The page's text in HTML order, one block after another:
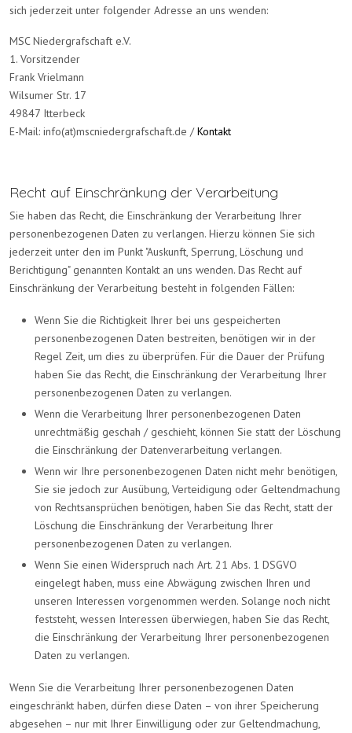
sich jederzeit unter folgender Adresse an uns wenden:
MSC Niedergrafschaft e.V.
1. Vorsitzender
Frank Vrielmann
Wilsumer Str. 17
49847 Itterbeck
E-Mail: info(at)mscniedergrafschaft.de /Kontakt
Recht auf Einschränkung der Verarbeitung
Sie haben das Recht, die Einschränkung der Verarbeitung Ihrer
personenbezogenen Daten zu verlangen. Hierzu können Sie sich
jederzeit unter den im Punkt "Auskunft, Sperrung, Löschung und
Berichtigung" genannten Kontakt an uns wenden. Das Recht auf
Einschränkung der Verarbeitung besteht in folgenden Fällen:
Wenn Sie die Richtigkeit Ihrer bei uns gespeicherten
personenbezogenen Daten bestreiten, benötigen wir in der
Regel Zeit, um dies zu überprüfen. Für die Dauer der Prüfung
haben Sie das Recht, die Einschränkung der Verarbeitung Ihrer
personenbezogenen Daten zu verlangen.
Wenn die Verarbeitung Ihrer personenbezogenen Daten
unrechtmäßig geschah / geschieht, können Sie statt der Löschung
die Einschränkung der Datenverarbeitung verlangen.
Wenn wir Ihre personenbezogenen Daten nicht mehr benötigen,
Sie sie jedoch zur Ausübung, Verteidigung oder Geltendmachung
von Rechtsansprüchen benötigen, haben Sie das Recht, statt der
Löschung die Einschränkung der Verarbeitung Ihrer
personenbezogenen Daten zu verlangen.
Wenn Sie einen Widerspruch nach Art. 21 Abs. 1 DSGVO
eingelegt haben, muss eine Abwägung zwischen Ihren und
unseren Interessen vorgenommen werden. Solange noch nicht
feststeht, wessen Interessen überwiegen, haben Sie das Recht,
die Einschränkung der Verarbeitung Ihrer personenbezogenen
Daten zu verlangen.
Wenn Sie die Verarbeitung Ihrer personenbezogenen Daten
eingeschränkt haben, dürfen diese Daten – von ihrer Speicherung
abgesehen – nur mit Ihrer Einwilligung oder zur Geltendmachung,